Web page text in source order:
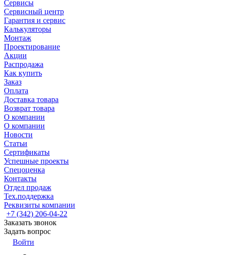
Сервисы
Сервисный центр
Гарантия и сервис
Калькуляторы
Монтаж
Проектирование
Акции
Распродажа
Как купить
Заказ
Оплата
Доставка товара
Возврат товара
О компании
О компании
Новости
Статьи
Сертификаты
Успешные проекты
Спецоценка
Контакты
Отдел продаж
Тех.поддержка
Реквизиты компании
+7 (342) 206-04-22
Заказать звонок
Задать вопрос
Войти